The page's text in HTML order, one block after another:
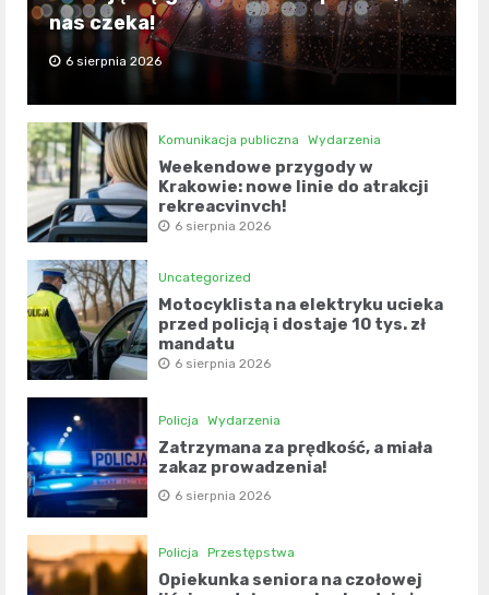
nas czeka!
6 sierpnia 2026
Komunikacja publiczna Wydarzenia
Weekendowe przygody w
Krakowie: nowe linie do atrakcji
rekreacyjnych!
6 sierpnia 2026
Uncategorized
Motocyklista na elektryku ucieka
przed policją i dostaje 10 tys. zł
mandatu
6 sierpnia 2026
Policja Wydarzenia
Zatrzymana za prędkość, a miała
zakaz prowadzenia!
6 sierpnia 2026
Policja Przestępstwa
Opiekunka seniora na czołowej